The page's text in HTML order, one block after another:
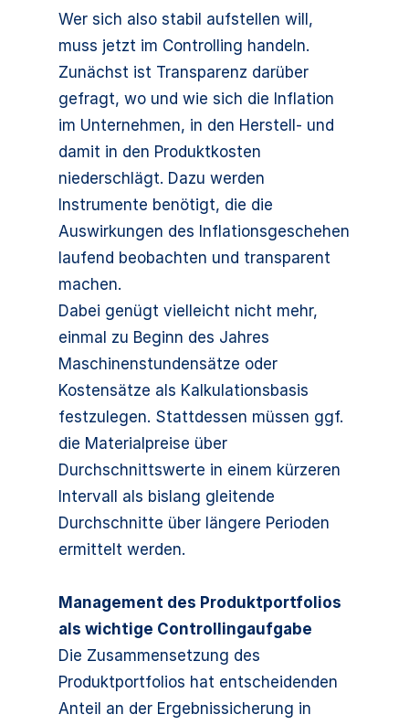
Wer sich also stabil aufstellen will,
muss jetzt im Controlling handeln.
Zunächst ist Transparenz darüber
gefragt, wo und wie sich die Inflation
im Unternehmen, in den Herstell- und
damit in den Produktkosten
niederschlägt. Dazu werden
Instrumente benötigt, die die
Auswirkungen des Inflationsgeschehen
laufend beobachten und transparent
machen.
Dabei genügt vielleicht nicht mehr,
einmal zu Beginn des Jahres
Maschinenstundensätze oder
Kostensätze als Kalkulationsbasis
festzulegen. Stattdessen müssen ggf.
die Materialpreise über
Durchschnittswerte in einem kürzeren
Intervall als bislang gleitende
Durchschnitte über längere Perioden
ermittelt werden.
Management des Produktportfolios
als wichtige Controllingaufgabe
Die Zusammensetzung des
Produktportfolios hat entscheidenden
Anteil an der Ergebnissicherung in